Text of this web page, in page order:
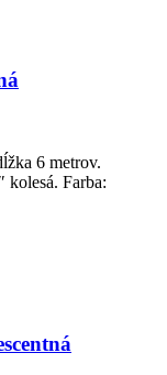
6 metrov.
kolesá. Farba: